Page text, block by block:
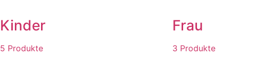
Kinder
5 Produkte
Frau
3 Produkte